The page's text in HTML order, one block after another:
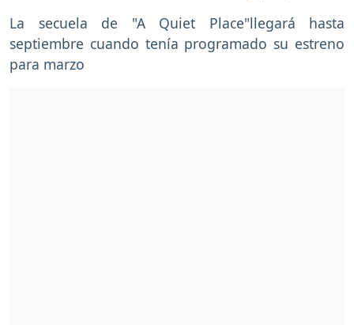
La secuela de "A Quiet Place"llegará hasta
septiembre cuando tenía programado su estreno
para marzo